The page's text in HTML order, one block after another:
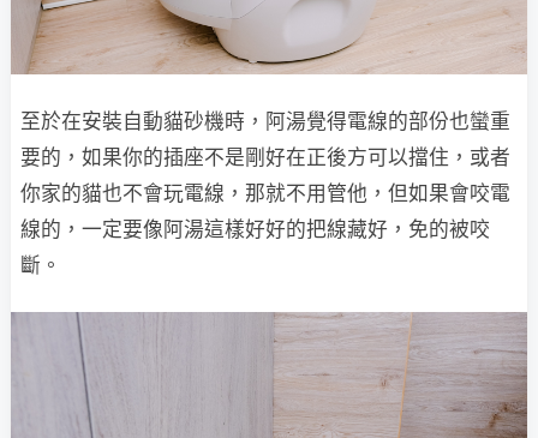
至於在安裝自動貓砂機時，阿湯覺得電線的部份也蠻重
要的，如果你的插座不是剛好在正後方可以擋住，或者
你家的貓也不會玩電線，那就不用管他，但如果會咬電
線的，一定要像阿湯這樣好好的把線藏好，免的被咬
斷。